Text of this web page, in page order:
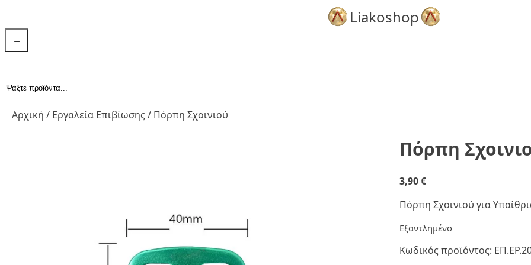
Liakoshop
Αναζήτηση...
Αρχική / Εργαλεία Επιβίωσης/ Πόρπη Σχοινιού
Πόρπη
3,90€
Πόρπη Σχοινιού για
Εξαντλημένο
Κωδικός προϊόντος: